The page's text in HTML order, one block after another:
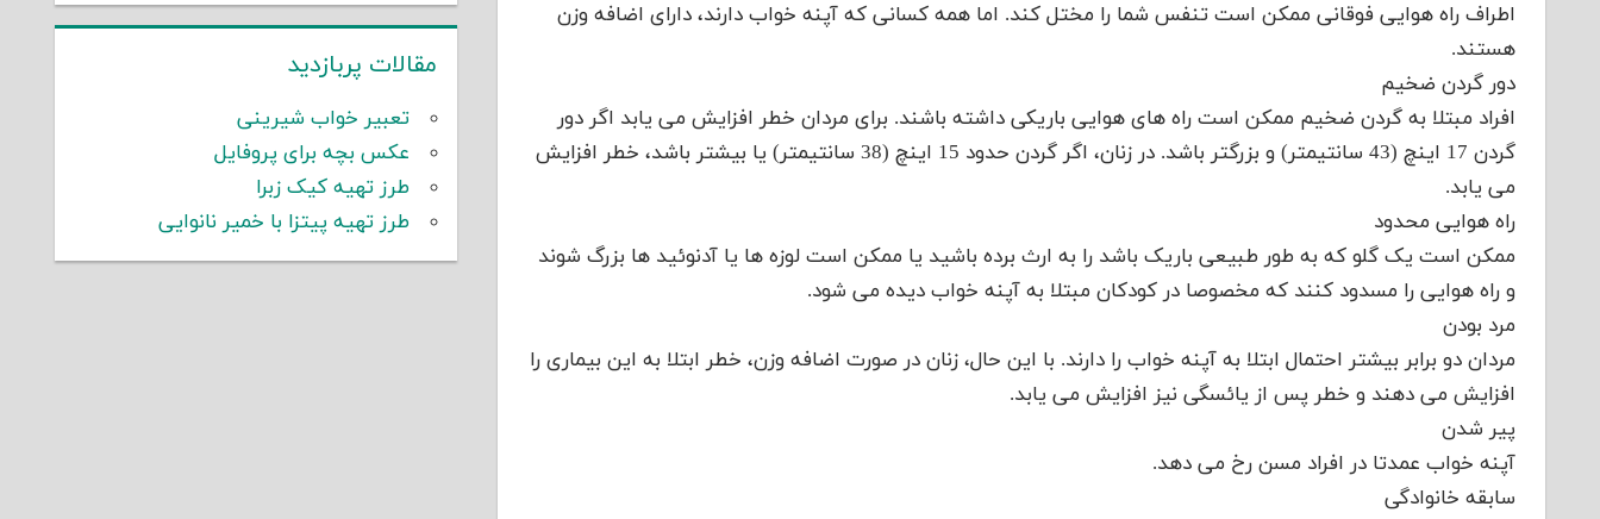
اطراف راه هوایی فوقانی ممکن است تنفس شما را مختل کند. اما همه کسانی که آپنه خواب دارند، دارای اضافه وزن
هستند.
دور گردن ضخیم
افراد مبتلا به گردن ضخیم ممکن است راه های هوایی باریکی داشته باشند. برای مردان خطر افزایش می یابد اگر دور
گردن 17 اینچ (43 سانتیمتر) و بزرگتر باشد. در زنان، اگر گردن حدود 15 اینچ (38 سانتیمتر) یا بیشتر باشد، خطر افزایش
می یابد.
راه هوایی محدود
ممکن است یک گلو که به طور طبیعی باریک باشد را به ارث برده باشید یا ممکن است لوزه ها یا آدنوئید ها بزرگ شوند
و راه هوایی را مسدود کنند که مخصوصا در کودکان مبتلا به آپنه خواب دیده می شود.
مرد بودن
مردان دو برابر بیشتر احتمال ابتلا به آپنه خواب را دارند. با این حال، زنان در صورت اضافه وزن، خطر ابتلا به این بیماری را
افزایش می دهند و خطر پس از یائسگی نیز افزایش می یابد.
پیر شدن
آپنه خواب عمدتا در افراد مسن رخ می دهد.
سابقه خانوادگی
مقالات پربازدید
تعبیر خواب شیرینی
عکس بچه برای پروفایل
طرز تهیه کیک زبرا
طرز تهیه پیتزا با خمیر نانوایی